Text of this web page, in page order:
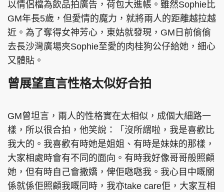
以情侶檔為飲品拍廣告，荷包大進帳。雖然Sophie比
GM年長5歲，但愛情的魔力，就將兩人的距離越拉越
近。為了奪得女神芳心，東姑就發現，GM日前偷偷
去長沙灣廣場夾Sophie至愛的肉桂狗公仔給她，細心
又體貼。
曾展望直言性格太似好合拍
GM曾坦言，兩人的性格實在太相似，成個大細路一
樣，所以很合拍，他笑說：「沒所謂啦，我是喜歡比
我大的。我喜歡有時她是姐姐、有時是妹妹的那樣，
大家相處時會有不同的面向。有時我好像哥哥般照顧
她，但有時自己會撒嬌，俾佢𠱁𠱁我。我心目中嘅關
係就係佢照顧我嘅同時，我亦take care佢，大家互相